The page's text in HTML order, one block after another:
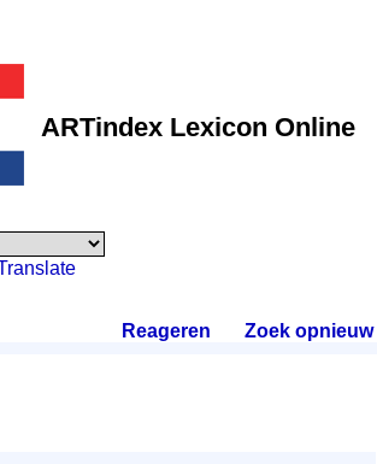
ARTindex Lexicon Online
Reageren Zoek opnieuw.